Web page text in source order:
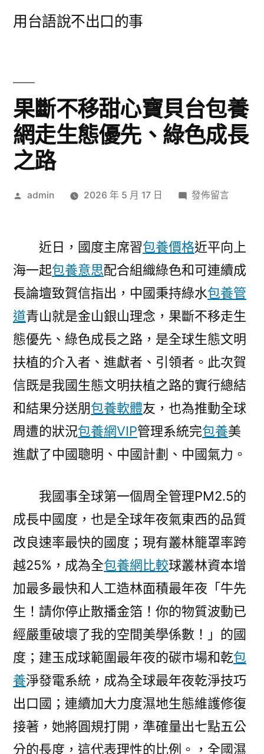
用台語說不出口的事
果斷不移甜心寶貝台包養
網走生態優先、綠色成長
之路
作
admin 2026 年 5 月 17 日
在
不
甜
心
寶
台
包
養
網
走
生
優
綠
成
長
之
路〉
發佈留言
近日，國度主席習包養價格近平向上
海一起包養意思配合組織綠色和可連續成
長論壇致賀信指出，中國秉持綠水包養管
道青山就是金山銀山理念，果斷不移走生
態優先、綠色成長之路，是全球生態文明
扶植的介入者、進獻者、引領者。此次賀
信既是我國生態文明扶植之路的實行總結
和結果分送朋包養軟體友，也為推動全球
周遭的狀況包養網VIP管理系統完包養美
進獻了中國聰明、中國計劃、中國氣力。
我國事全球第一個周全管理PM2.5的
成長中國度，也是全球年夜氣東西的品質
改良速率最快的國度；現有叢林籠罩率跨
越25%，成為全包養網比較球叢林資本增
加最多最快和人工造林面積最年夜「牛先
生！請你停止散播金箔！你的物質波動已
經嚴重破壞了我的空間美學係數！」的國
度；建玉成球範圍最年夜的碳市場和乾包
養淨發電系統，成為全球最年夜乾淨技巧
出口國；連續加大力度濕地生態維護修復
接著，她將圓規打開，準確量出七點五公
分的長度，這代表理性的比例。，全國濕